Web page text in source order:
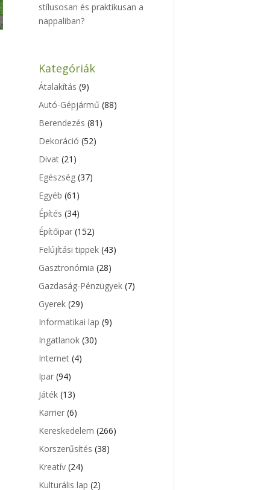
stílusosan és praktikusan a
nappaliban?
Kategóriák
Átalakítás (9)
Autó-Gépjármű (88)
Berendezés (81)
Dekoráció (52)
Divat (21)
Egészség (37)
Egyéb (61)
Építés (34)
Építőipar (152)
Felújítási tippek (43)
Gasztronómia (28)
Gazdaság-Pénzügyek (7)
Gyerek (29)
Informatikai lap (9)
Ingatlanok (30)
Internet (4)
Ipar (94)
Játék (13)
Karrier (6)
Kereskedelem (266)
Korszerűsítés (38)
Kreatív (24)
Kulturális lap (2)